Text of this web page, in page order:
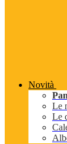
Novità
Le
Le